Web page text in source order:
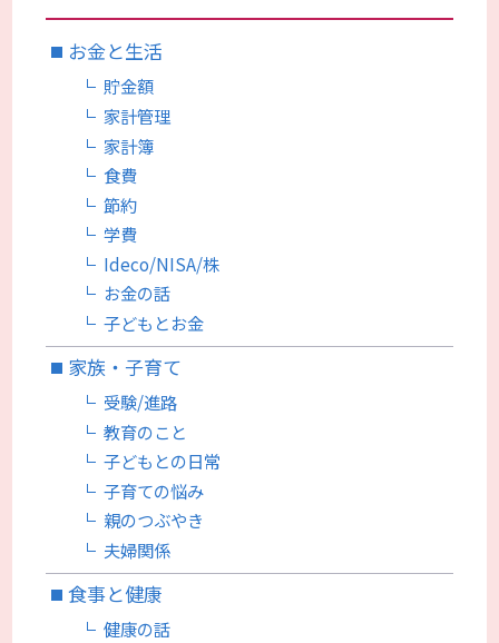
お金と生活
貯金額
家計管理
家計簿
食費
節約
学費
Ideco/NISA/株
お金の話
子どもとお金
家族・子育て
受験/進路
教育のこと
子どもとの日常
子育ての悩み
親のつぶやき
夫婦関係
食事と健康
健康の話